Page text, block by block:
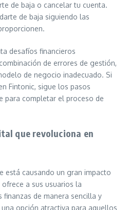
de baja o cancelar tu cuenta.
de baja siguiendo las
desafíos financieros
de errores de gestión,
de negocio inadecuado. Si
Fintonic, sigue los pasos
para completar el proceso de
que revoluciona en
está causando un gran impacto
a sus usuarios la
de manera sencilla y
opción atractiva para aquellos